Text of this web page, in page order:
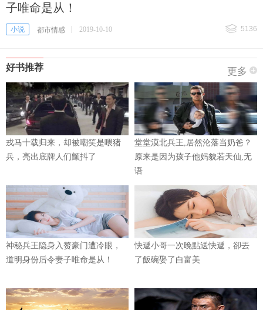
子唯命是从！
小说 都市情感 2019-10-10 5136
好书推荐 更多
戎马十载归来，却被嘲笑是喂猪
兵，亮出底牌人们颤抖了
堂堂漠北兵王,居然沦落当奶爸？
原来是因为孩子他妈貌若天仙,无
语
神秘兵王隐身入赘豪门遭冷眼，
道明身份后令妻子唯命是从！
快遞小哥一次晚點送快遞，卻丟
了飯碗娶了白富美